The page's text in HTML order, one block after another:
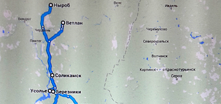
Статьи
Обзоры
Рецепты
Красота и здоровье